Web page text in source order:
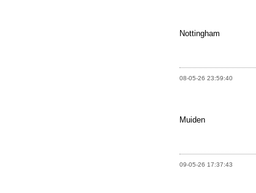
Nottingham
08-05-26 23:59:40
Muiden
09-05-26 17:37:43